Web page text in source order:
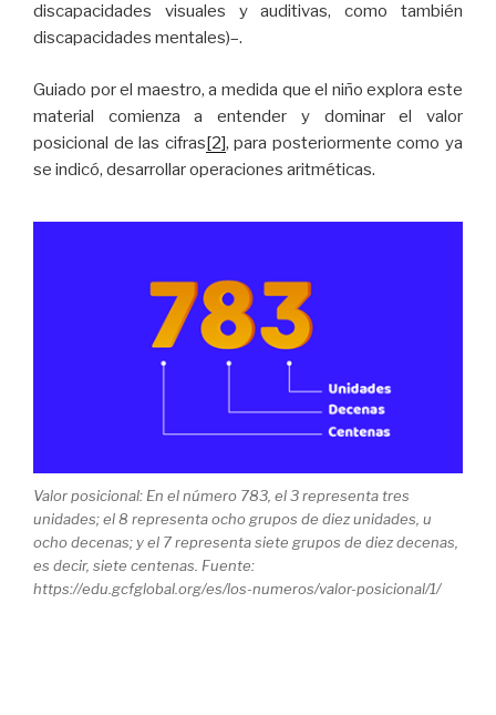
discapacidades visuales y auditivas, como también
discapacidades mentales)–.
Guiado por el maestro, a medida que el niño explora este
material comienza a entender y dominar el valor
posicional de las cifras[2], para posteriormente como ya
se indicó, desarrollar operaciones aritméticas.
Valor posicional: En el número 783, el 3 representa tres
unidades; el 8 representa ocho grupos de diez unidades, u
ocho decenas; y el 7 representa siete grupos de diez decenas,
es decir, siete centenas. Fuente:
https://edu.gcfglobal.org/es/los-numeros/valor-posicional/1/